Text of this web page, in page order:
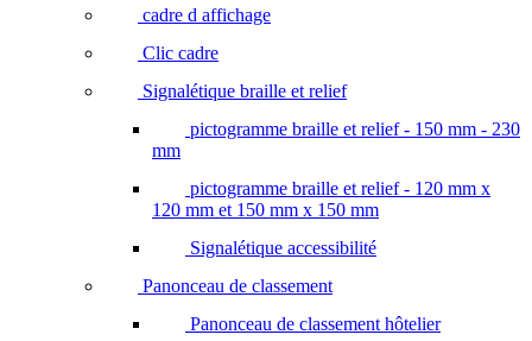
cadre d affichage
Clic cadre
Signalétique braille et relief
pictogramme braille et relief - 150 mm - 230
mm
pictogramme braille et relief - 120 mm x
120 mm et 150 mm x 150 mm
Signalétique accessibilité
Panonceau de classement
Panonceau de classement hôtelier